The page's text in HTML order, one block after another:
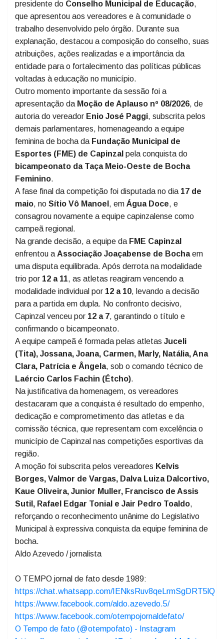
Moção de Aplausoem reconhecimento ao esporte
capinzalense.
Fez uso da tribuna aSra. Cleciane da Silva,
presidente doConselho Municipal de Educação,
que apresentou aos vereadores e à comunidade o
trabalho desenvolvido pelo órgão. Durante sua
explanação, destacou a composição do conselho, suas
atribuições, ações realizadas e a importância da
entidade para o fortalecimento das políticas públicas
voltadas à educação no município.
Outro momento importante da sessão foi a
apresentação daMoção de Aplauso nº 08/2026
autoria do vereadorEnio José Paggi, subscrita pelos
demais parlamentares, homenageando a equipe
feminina de bocha da
Esportes (FME) de Capinzalpela conquista do
bicampeonato da Taça Meio-Oeste de Bocha
Feminino.
A fase final da competição foi disputada no dia
maio, noSítio Vô Manoel, emÁgua Doce, e
consagrou novamente a equipe capinzalense como
campeã regional.
Na grande decisão, a equipe daFME Capinzal
enfrentou a Associação Joaçabense de Bochaem
uma disputa equilibrada. Após derrota na modalidade
trio por12 a 11, as atletas reagiram vencendo a
modalidade individual por12 a 10
para a partida em dupla. No confronto decisivo,
Capinzal venceu por12 a 7, garantindo o título e
confirmando o bicampeonato.
A equipe campeã é formada pelas atletas
(Tita), Jossana, Joana, Carmen, Marly, Natália, Ana
Clara, Patrícia e Ângela, sob o comando técnico de
Laércio Carlos Fachin (Étcho).
Na justificativa da homenagem, os vereadores
destacaram que a conquista é resultado do empenho,
dedicação e comprometimento das atletas e da
comissão técnica, que representam com excelência o
município de Capinzal nas competições esportivas da
região.
A moção foi subscrita pelos vereadoresKelvis
Borges, Valmor de Vargas, Dalva Luiza Dalcortivo,
Kaue Oliveira, Junior Muller, Francisco de Assis
Sutil, Rafael Edgar Tonial e Jair Pedro Toaldo
reforçando o reconhecimento unânime do Legislativo
bocha.
Aldo Azevedo / jornalista
O TEMPO jornal de fato desde 1989:
https://chat.whatsapp.com/IENksRuv8qeLrmSgDRT5lQ